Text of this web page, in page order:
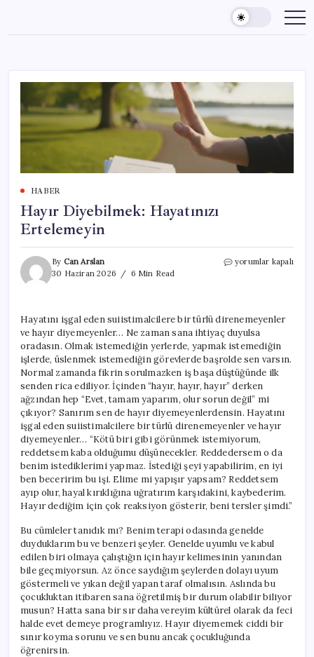
content
HABER
Hayır Diyebilmek: Hayatınızı
Ertelemeyin
By Can Arslan
30 Haziran 2026
6 Min Read
Hayır
yorumlar kapalı
Hayatını işgal eden suiistimalcilere bir türlü direnemeyenler
ve hayır diyemeyenler… Ne zaman sana ihtiyaç duyulsa
oradasın. Olmak istemediğin yerlerde, yapmak istemediğin
işlerde, üslenmek istemediğin görevlerde başrolde sen varsın.
Normal zamanda fikrin sorulmazken iş başa düştüğünde ilk
senden rica ediliyor. İçinden “hayır, hayır, hayır” derken
ağzından hep “Evet, tamam yaparım, olur sorun değil” mi
çıkıyor? Sanırım sen de hayır diyemeyenlerdensin. Hayatını
işgal eden suiistimalcilere bir türlü direnemeyenler ve hayır
diyemeyenler… “Kötü biri gibi görünmek istemiyorum,
reddetsem kaba olduğumu düşünecekler. Reddedersem o da
benim istediklerimi yapmaz. İstediği şeyi yapabilirim, en iyi
ben beceririm bu işi. Elime mi yapışır yapsam? Reddetsem
ayıp olur, hayal kırıklığına uğratırım karşıdakini, kaybederim.
Hayır dediğim için çok reaksiyon gösterir, beni tersler şimdi.”
Bu cümleler tanıdık mı? Benim terapi odasında genelde
duyduklarım bu ve benzeri şeyler. Genelde uyumlu ve kabul
edilen biri olmaya çalıştığın için hayır kelimesinin yanından
bile geçmiyorsun. Az önce saydığım şeylerden dolayı uyum
göstermeli ve yıkan değil yapan taraf olmalısın. Aslında bu
çocukluktan itibaren sana öğretilmiş bir durum olabilir biliyor
musun? Hatta sana bir sır daha vereyim kültürel olarak da feci
halde evet demeye programlıyız. Hayır diyememek ciddi bir
sınır koyma sorunu ve sen bunu ancak çocukluğunda
öğrenirsin.